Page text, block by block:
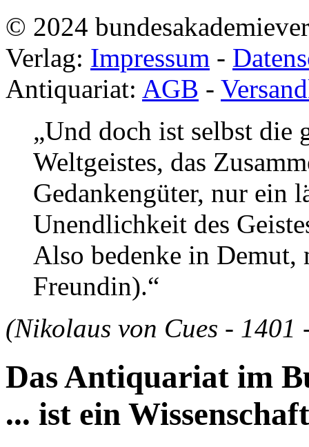
© 2024
Verlag: Impressum -
Antiquariat: AGB -
„Und doch ist selbst die
Weltgeistes, das
Gedankengüter, nur ein
Unendlichkeit des
Also bedenke in Demut,
Freundin).“
(Nikolaus von Cues - 1401
Das Antiquariat im
... ist ein